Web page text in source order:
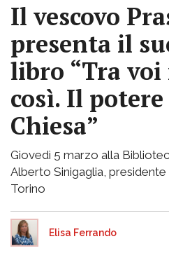
Il vescovo
presenta il
libro “Tra voi
così. Il
Chiesa”
Giovedì 5 marzo alla
Alberto Sinigaglia,
Torino
Elisa Ferrando